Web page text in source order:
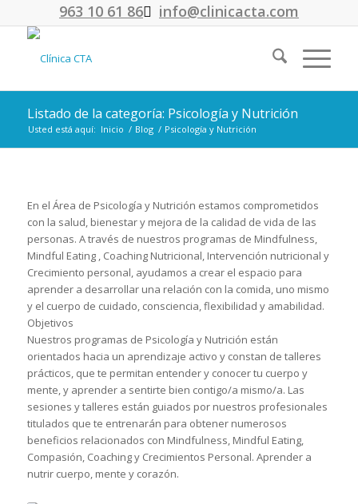
963 10 61 86 info@clinicacta.com
Listado de la categoría: Psicología y Nutrición
Usted está aquí: Inicio / Blog / Psicología y Nutrición
En el Área de Psicología y Nutrición estamos comprometidos
con la salud, bienestar y mejora de la calidad de vida de las
personas. A través de nuestros programas de Mindfulness,
Mindful Eating , Coaching Nutricional, Intervención nutricional y
Crecimiento personal, ayudamos a crear el espacio para
aprender a desarrollar una relación con la comida, uno mismo
y el cuerpo de cuidado, consciencia, flexibilidad y amabilidad.
Objetivos
Nuestros programas de Psicología y Nutrición están
orientados hacia un aprendizaje activo y constan de talleres
prácticos, que te permitan entender y conocer tu cuerpo y
mente, y aprender a sentirte bien contigo/a mismo/a. Las
sesiones y talleres están guiados por nuestros profesionales
titulados que te entrenarán para obtener numerosos
beneficios relacionados con Mindfulness, Mindful Eating,
Compasión, Coaching y Crecimientos Personal. Aprender a
nutrir cuerpo, mente y corazón.